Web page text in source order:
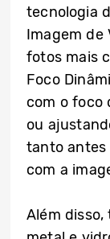
tecnologia
Imagem de
fotos mais
Foco
com o foco
ou
tanto antes
com a
Além